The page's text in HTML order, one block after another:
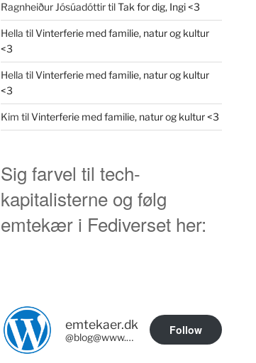
Ragnheiður JósúadóttirtilTak for dig, Ingi <3
Hella tilVinterferie med familie, natur og kultur
<3
Hella tilVinterferie med familie, natur og kultur
<3
Kim tilVinterferie med familie, natur og kultur <3
Sig farvel til tech-
kapitalisterne og følg
emtekær i Fediverset her:
emtekaer.dk
@blog@www.emtekaer.dk
Follow